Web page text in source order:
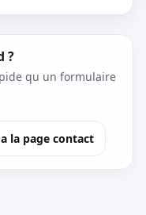
?
qu un formulaire
la page contact